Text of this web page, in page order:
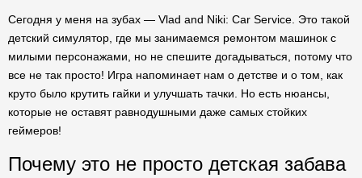
Сегодня у меня на зубах — Vlad and Niki: Car Service. Это такой
детский симулятор, где мы занимаемся ремонтом машинок с
милыми персонажами, но не спешите догадываться, потому что
все не так просто! Игра напоминает нам о детстве и о том, как
круто было крутить гайки и улучшать тачки. Но есть нюансы,
которые не оставят равнодушными даже самых стойких
геймеров!
Почему это не просто детская забава